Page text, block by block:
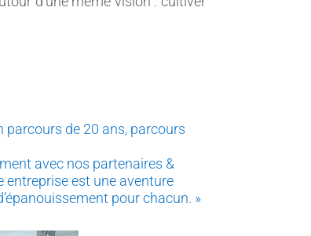
parcours de 20 ans, parcours
avec nos partenaires &
entreprise est une aventure
pour chacun. »